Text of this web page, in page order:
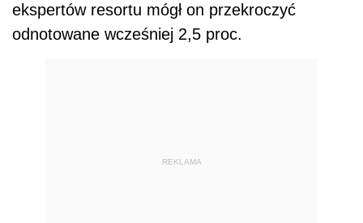
ekspertów resortu mógł on przekroczyć
odnotowane wcześniej 2,5 proc.
REKLAMA